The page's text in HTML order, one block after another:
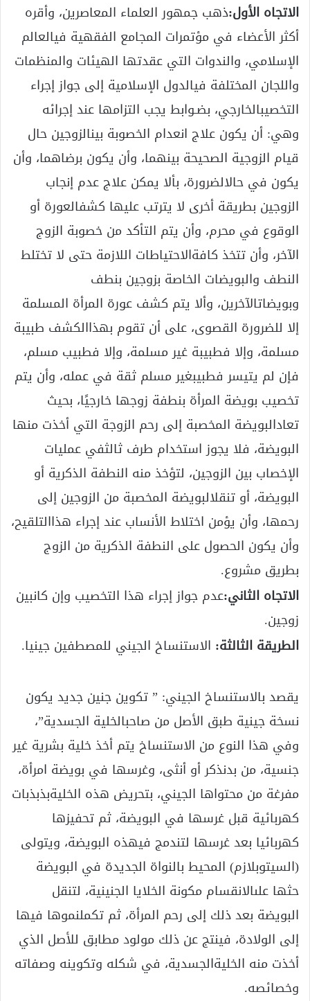
الاتجاه الأول:ذهب جمهور العلماء المعاصرين، وأقره
أكثر الأعضاء في مؤتمرات المجامع الفقهية فيالعالم
الإسلامي، والندوات التي عقدتها الهيئات والمنظمات
واللجان المختلفة فيالدول الإسلامية إلى جواز إجراء
التخصيبالخارجي، بضـوابط يجب التزامها عند إجرائه
وهي: أن يكون علاج انعدام الخصوبة بينالزوجين حال
قيام الزوجية الصحيحة بينهما، وأن يكون برضاهما، وأن
يكون في حالالضرورة، بألا يمكن علاج عدم إنجاب
الزوجين بطريقة أخرى لا يترتب عليها كشفالعورة أو
الوقوع في محرم، وأن يتم التأكد من خصوبة الزوج
الآخر، وأن تتخذ كافةالاحتياطات اللازمة حتى لا تختلط
النطف والبويضات الخاصة بزوجين بنطف
وبويضاتالآخرين، وألا يتم كشف عورة المرأة المسلمة
إلا للضرورة القصوى، على أن تقوم بهذاالكشف طبيبة
مسلمة، وإلا فطبيبة غير مسلمة، وإلا فطبيب مسلم،
فإن لم يتيسر فطبيبغير مسلم ثقة في عمله، وأن يتم
تخصيب بويضة المرأة بنطفة زوجها خارجيًا، بحيث
تعادالبويضة المخصبة إلى رحم الزوجة التي أخذت منها
البويضة، فلا يجوز استخدام طرف ثالثفي عمليات
الإخصاب بين الزوجين، لتؤخذ منه النطفة الذكرية أو
البويضة، أو تنقلالبويضة المخصبة من الزوجين إلى
رحمها، وأن يؤمن اختلاط الأنساب عند إجراء هذاالتلقيح،
وأن يكون الحصول على النطفة الذكرية من الزوج
بطريق مشروع.
الاتجاه الثاني:عدم جواز إجراء هذا التخصيب وإن كانبين
زوجين.
الطريقة الثالثة: الاستنساخ الجيني للمصطفين جينيا.
يقصد بالاستنساخ الجيني: ” تكوين جنين جديد يكون
نسخة جينية طبق الأصل من صاحبالخلية الجسدية”،
وفي هذا النوع من الاستنساخ يتم أخذ خلية بشرية غير
جنسية، من بدنذكر أو أنثى، وغرسها في بويضة امرأة،
مفرغة من محتواها الجيني، بتحريض هذه الخليةبذبذبات
كهربائية قبل غرسها في البويضة، ثم تحفيزها
كهربائيا بعد غرسها لتندمج فيهذه البويضة، ويتولى
(السيتوبلازم) المحيط بالنواة الجديدة في البويضة
حثها علىالانقسام مكونة الخلايا الجنينية، لتنقل
البويضة بعد ذلك إلى رحم المرأة، ثم تكملنموها فيها
إلى الولادة، فينتج عن ذلك مولود مطابق للأصل الذي
أخذت منه الخليةالجسدية، في شكله وتكوينه وصفاته
وخصائصه.